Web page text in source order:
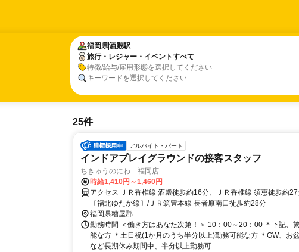
福岡県酒殿駅
旅行・レジャー・イベントすべて
特徴/給与/雇用形態を選択してください
キーワードを選択してください
福岡県酒殿駅
旅行・レジャー・イベントすべて
25件
アルバイト・パート
インドアプレイグラウンドの接客スタッフ
ちきゅうのにわ 福岡店
時給1,410円～1,460円
アクセス ＪＲ香椎線 酒殿徒歩約16分、ＪＲ香椎線 須恵徒歩約
〔福北ゆたか線〕/ＪＲ筑豊本線 長者原南口徒歩約28分
福岡県糟屋郡
勤務時間 ＜働き方はあなた次第！＞ 10：00～20：00 ＊下記、
能な方 ＊土日祝(1か月のうち半分以上)勤務可能な方 ＊GW、お
など長期休み期間中、半分以上勤務可...